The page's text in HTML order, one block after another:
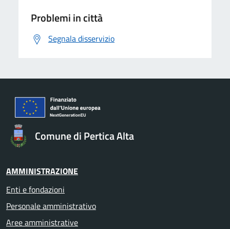
Problemi in città
Segnala disservizio
Comune di Pertica Alta
AMMINISTRAZIONE
Enti e fondazioni
Personale amministrativo
Aree amministrative